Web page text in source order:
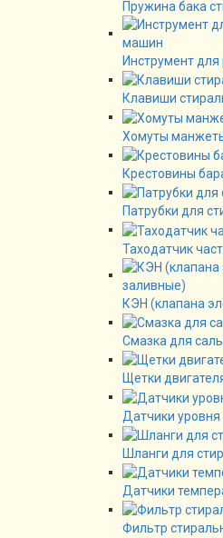
Пружина бака
Инструмент
Клавиши
Хомуты
Крестовины
Патрубки для
Таходатчик
КЭН (клапана
Смазка для
Щетки
Датчики
Шланги для
Датчики
Фильтр